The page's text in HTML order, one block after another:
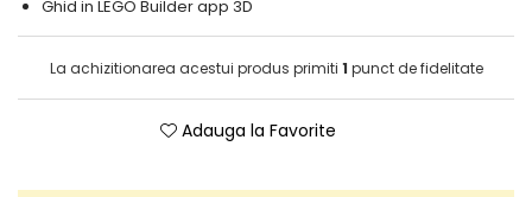
Ghid in LEGO Builder app 3D
La achizitionarea acestui produs primiti 1 punct de fidelitate
Adauga la Favorite